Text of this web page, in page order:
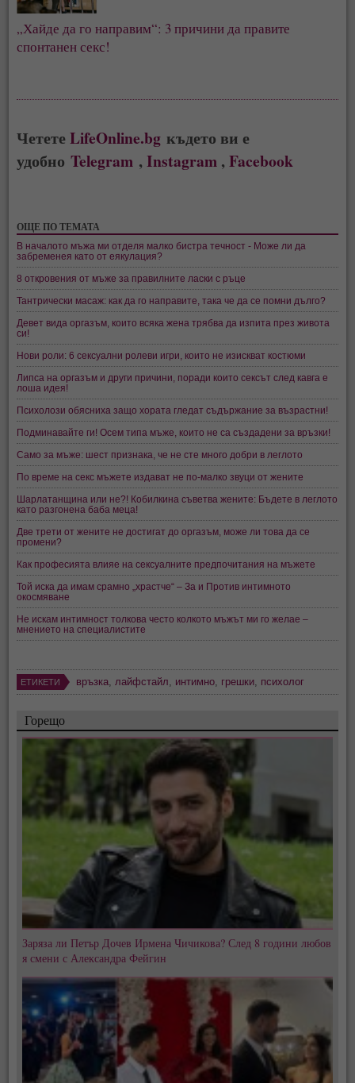
„Хайде да го направим“: 3 причини да правите
спонтанен секс!
ЧететеLifeOnline.bg където ви е
удобноTelegram ,Instagram ,Facebook
ОЩЕ ПО ТЕМАТА
В началото мъжа ми отделя малко бистра течност - Може ли да
забременея като от еякулация?
8 откровения от мъже за правилните ласки с ръце
Тантрически масаж: как да го направите, така че да се помни дълго?
Девет вида оргазъм, които всяка жена трябва да изпита през живота
си!
Нови роли: 6 сексуални ролеви игри, които не изискват костюми
Липса на оргазъм и други причини, поради които сексът след кавга е
лоша идея!
Психолози обясниха защо хората гледат съдържание за възрастни!
Подминавайте ги! Осем типа мъже, които не са създадени за връзки!
Само за мъже: шест признака, че не сте много добри в леглото
По време на секс мъжете издават не по-малко звуци от жените
Шарлатанщина или не?! Кобилкина съветва жените: Бъдете в леглото
като разгонена баба меца!
Две трети от жените не достигат до оргазъм, може ли това да се
промени?
Как професията влияе на сексуалните предпочитания на мъжете
Той иска да имам срамно „храстче“ – За и Против интимното
окосмяване
Не искам интимност толкова често колкото мъжът ми го желае –
мнението на специалистите
ЕТИКЕТИ връзка,лайфстайл, интимно, грешки, психолог
Горещо
Заряза ли Петър Дочев Ирмена Чичикова? След 8 години любов
я смени с Александра Фейгин